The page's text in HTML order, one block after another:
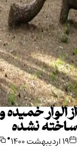
از الوار
ساخته نشده
۱۹ اردیبهشت ۱۴۰۰ •